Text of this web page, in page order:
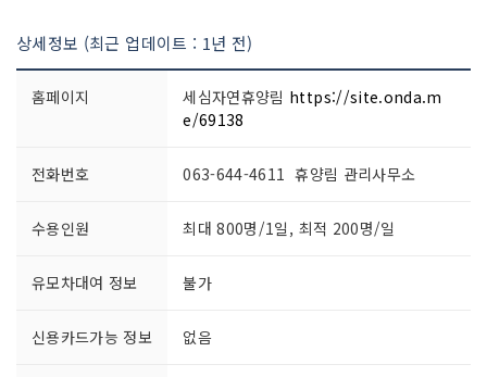
상세정보 (최근 업데이트 : 1년 전)
홈페이지 세심자연휴양림 https://site.onda.m
e/69138
전화번호 063-644-4611 휴양림 관리사무소
수용인원 최대 800명/1일, 최적 200명/일
유모차대여 정보 불가
신용카드가능 정보 없음